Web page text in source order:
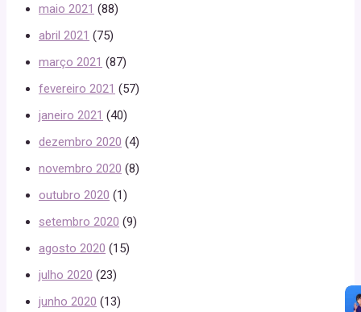
maio 2021 (88)
abril 2021 (75)
março 2021 (87)
fevereiro 2021 (57)
janeiro 2021 (40)
dezembro 2020 (4)
novembro 2020 (8)
outubro 2020 (1)
setembro 2020 (9)
agosto 2020 (15)
julho 2020 (23)
junho 2020 (13)